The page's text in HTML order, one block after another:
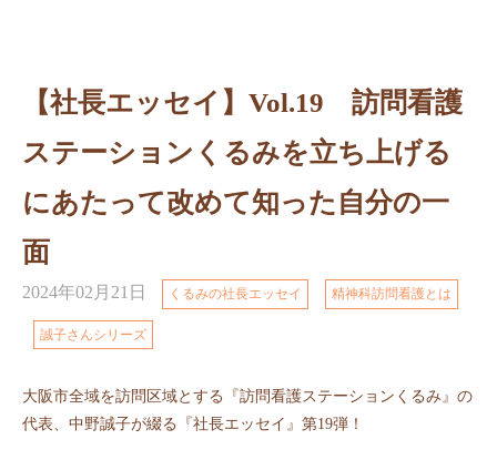
【社長エッセイ】Vol.19 訪問看護
ステーションくるみを立ち上げる
にあたって改めて知った自分の一
面
2024年02月21日 くるみの社長エッセイ 精神科訪問看護とは
誠子さんシリーズ
大阪市全域を訪問区域とする『訪問看護ステーションくるみ』の
代表、中野誠子が綴る『社長エッセイ』第19弾！